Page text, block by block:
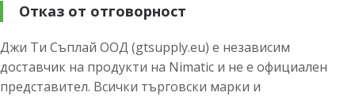
Отказ от отговорност
Джи Ти Съплай ООД (gtsupply.eu) е независим
доставчик на продукти на Nimatic и не е официален
представител. Всички търговски марки и